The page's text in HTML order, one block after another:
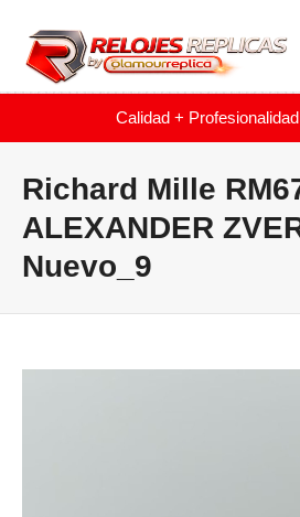
Calidad +
Richard Mille
ALEXANDER
Nuevo_9